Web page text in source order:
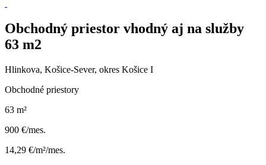
Obchodný priestor vhodný aj na služby
63 m2
Hlinkova, Košice-Sever, okres Košice I
Obchodné priestory
63 m²
900 €/mes.
14,29 €/m²/mes.